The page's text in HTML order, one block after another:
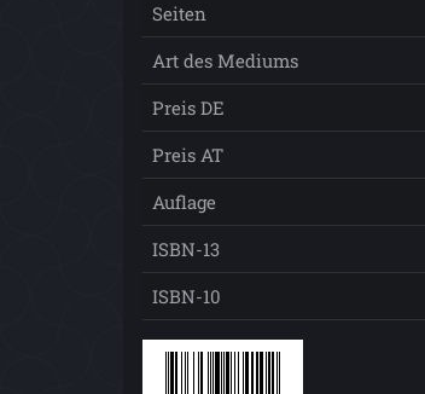
Seiten
Art des Mediums
Preis DE
Preis AT
Auflage
ISBN-13
ISBN-10